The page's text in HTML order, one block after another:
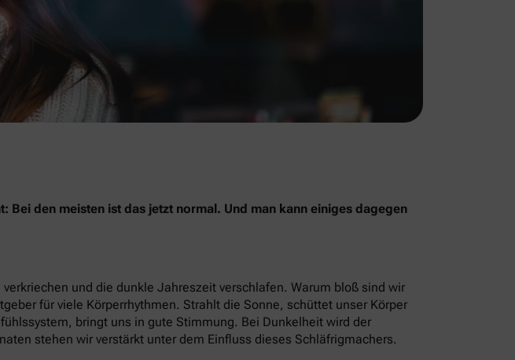
den meisten ist das jetzt normal. Und man kann einiges dagegen
und die dunkle Jahreszeit verschlafen. Warum bloß sind wir
für viele Körperrhythmen. Strahlt die Sonne, schüttet unser Körper
bringt uns in gute Stimmung. Bei Dunkelheit wird der
stehen wir verstärkt unter dem Einfluss dieses Schläfrigmachers.